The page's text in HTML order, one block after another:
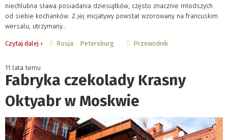
niechlubna sława posiadania dziesiątków, często znacznie młodszych
od siebie kochanków. Z jej inicjatywy powstał wzorowany na francuskim
wersalu, utrzymany…
Czytaj dalej › Rosja Petersburg Przewodnik
11 lata temu
Fabryka czekolady Krasny
Oktyabr w Moskwie